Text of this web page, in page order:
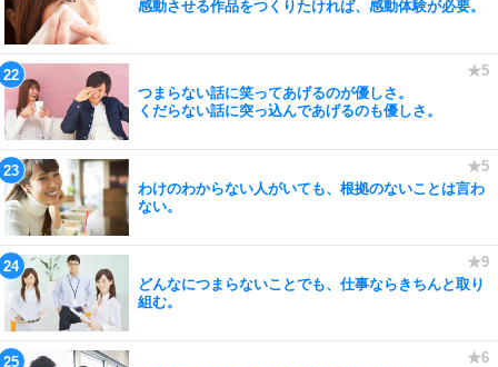
感動させる作品をつくりたければ、感動体験が必要。
つまらない話に笑ってあげるのが優しさ。
くだらない話に突っ込んであげるのも優しさ。
わけのわからない人がいても、根拠のないことは言わ
ない。
どんなにつまらないことでも、仕事ならきちんと取り
組む。